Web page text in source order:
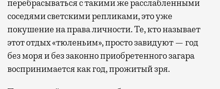
перебрасываться с такими же расслабленными
соседями светскими репликами, это уже
покушение на права личности. Те, кто называет
этот отдых «тюленьим», просто завидуют — год
без моря и без законно приобретенного загара
воспринимается как год, прожитый зря.